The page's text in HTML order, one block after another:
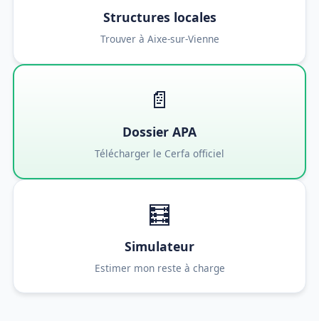
Structures locales
Trouver à Aixe-sur-Vienne
📄
Dossier APA
Télécharger le Cerfa officiel
🧮
Simulateur
Estimer mon reste à charge